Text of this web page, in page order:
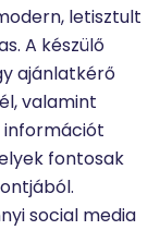
letisztult
A készülő
ajánlatkérő
valamint
információt
fontosak
social media